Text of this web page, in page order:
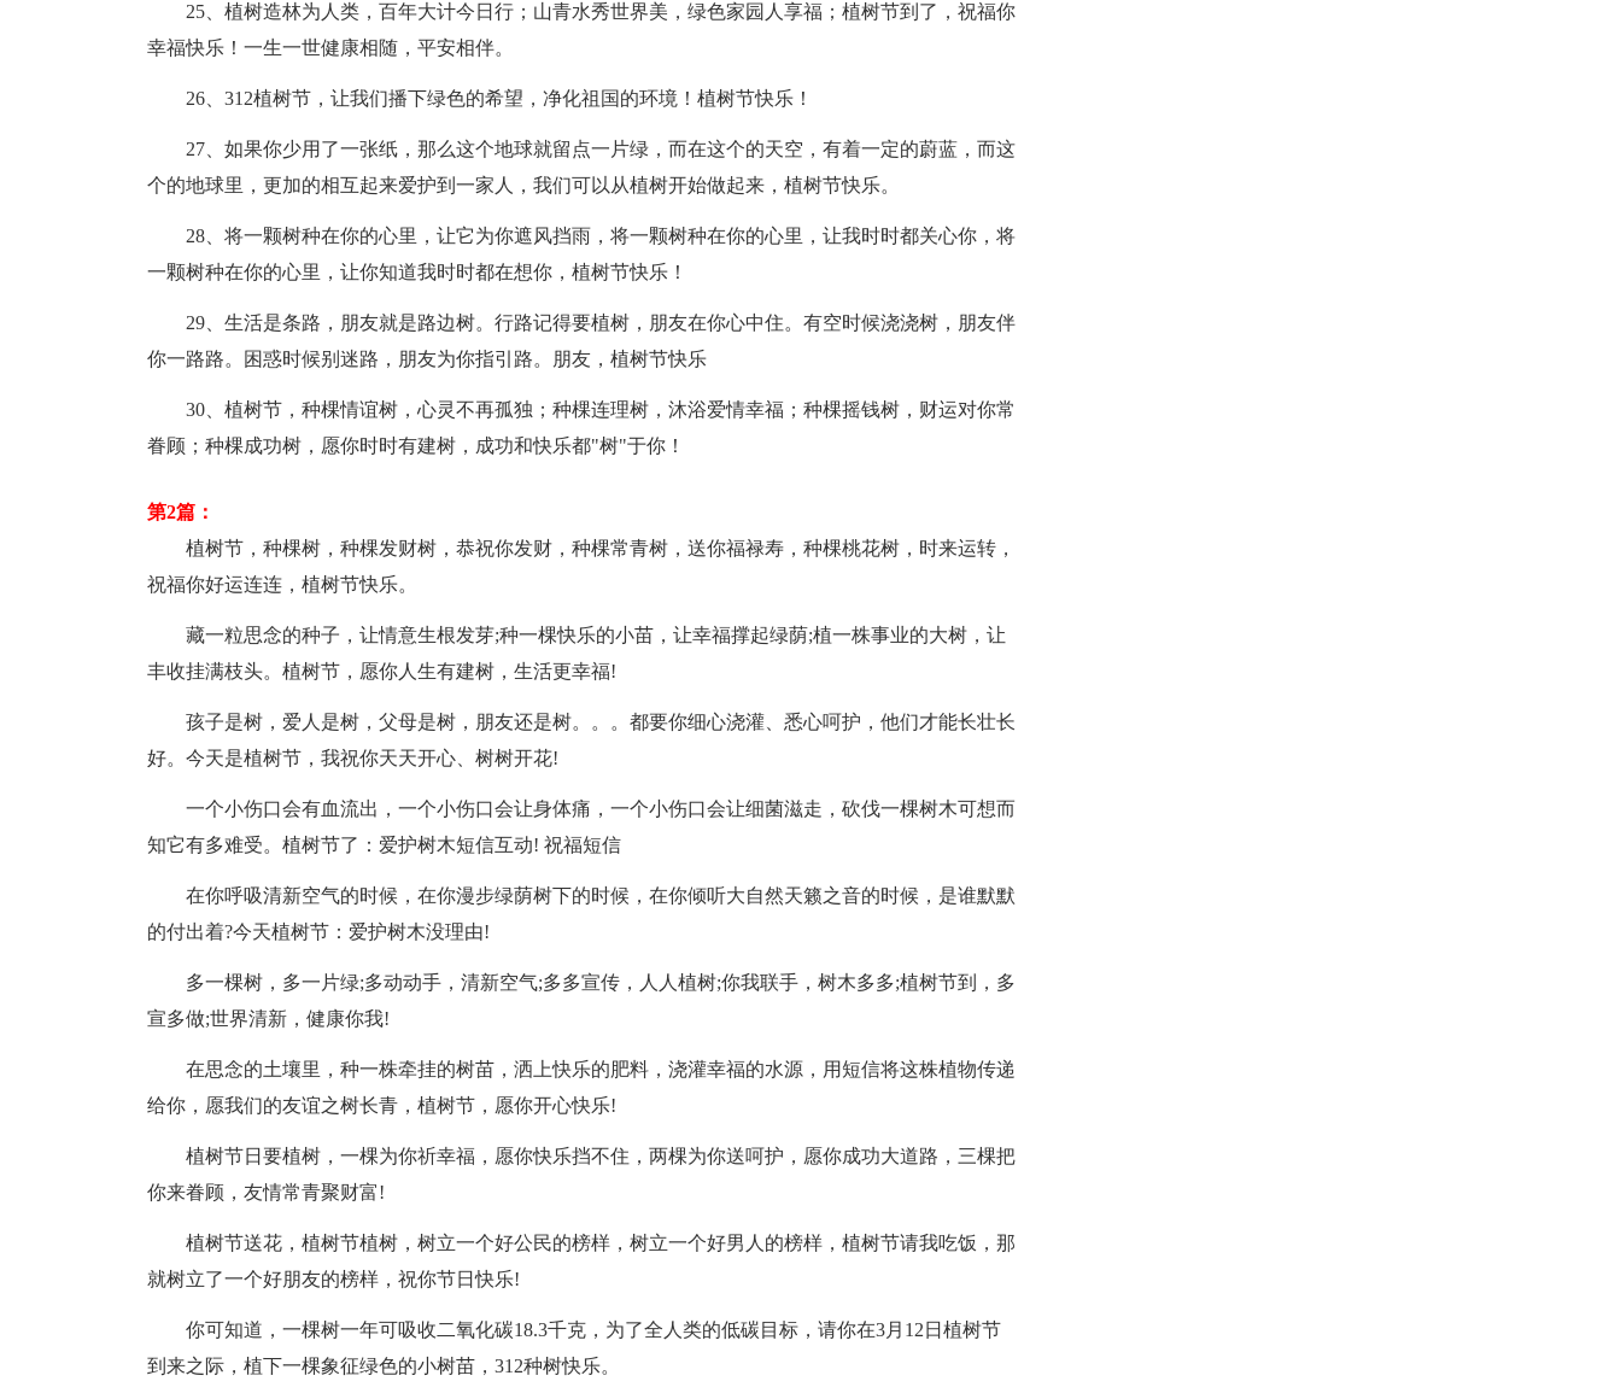
25、植树造林为人类，百年大计今日行；山青水秀世界美，绿色家园人享福；植树节到了，祝福你
幸福快乐！一生一世健康相随，平安相伴。
26、312植树节，让我们播下绿色的希望，净化祖国的环境！植树节快乐！
27、如果你少用了一张纸，那么这个地球就留点一片绿，而在这个的天空，有着一定的蔚蓝，而这
个的地球里，更加的相互起来爱护到一家人，我们可以从植树开始做起来，植树节快乐。
28、将一颗树种在你的心里，让它为你遮风挡雨，将一颗树种在你的心里，让我时时都关心你，将
一颗树种在你的心里，让你知道我时时都在想你，植树节快乐！
29、生活是条路，朋友就是路边树。行路记得要植树，朋友在你心中住。有空时候浇浇树，朋友伴
你一路路。困惑时候别迷路，朋友为你指引路。朋友，植树节快乐
30、植树节，种棵情谊树，心灵不再孤独；种棵连理树，沐浴爱情幸福；种棵摇钱树，财运对你常
眷顾；种棵成功树，愿你时时有建树，成功和快乐都"树"于你！
第2篇：
植树节，种棵树，种棵发财树，恭祝你发财，种棵常青树，送你福禄寿，种棵桃花树，时来运转，
祝福你好运连连，植树节快乐。
藏一粒思念的种子，让情意生根发芽;种一棵快乐的小苗，让幸福撑起绿荫;植一株事业的大树，让
丰收挂满枝头。植树节，愿你人生有建树，生活更幸福!
孩子是树，爱人是树，父母是树，朋友还是树。。。都要你细心浇灌、悉心呵护，他们才能长壮长
好。今天是植树节，我祝你天天开心、树树开花!
一个小伤口会有血流出，一个小伤口会让身体痛，一个小伤口会让细菌滋走，砍伐一棵树木可想而
知它有多难受。植树节了：爱护树木短信互动! 祝福短信
在你呼吸清新空气的时候，在你漫步绿荫树下的时候，在你倾听大自然天籁之音的时候，是谁默默
的付出着?今天植树节：爱护树木没理由!
多一棵树，多一片绿;多动动手，清新空气;多多宣传，人人植树;你我联手，树木多多;植树节到，多
宣多做;世界清新，健康你我!
在思念的土壤里，种一株牵挂的树苗，洒上快乐的肥料，浇灌幸福的水源，用短信将这株植物传递
给你，愿我们的友谊之树长青，植树节，愿你开心快乐!
植树节日要植树，一棵为你祈幸福，愿你快乐挡不住，两棵为你送呵护，愿你成功大道路，三棵把
你来眷顾，友情常青聚财富!
植树节送花，植树节植树，树立一个好公民的榜样，树立一个好男人的榜样，植树节请我吃饭，那
就树立了一个好朋友的榜样，祝你节日快乐!
你可知道，一棵树一年可吸收二氧化碳18.3千克，为了全人类的低碳目标，请你在3月12日植树节
到来之际，植下一棵象征绿色的小树苗，312种树快乐。